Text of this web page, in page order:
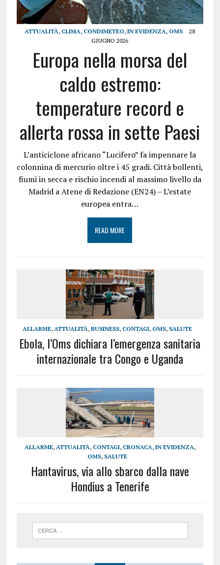
ATTUALITÀ, CLIMA, CONDIMETEO,IN EVIDENZA, OMS
28
GIUGNO 2026
Europa nella morsa del
caldo estremo:
temperature record e
allerta rossa in sette Paesi
L’anticiclone africano “Lucifero” fa impennare la
colonnina di mercurio oltre i 45 gradi. Città bollenti,
fiumi in secca e rischio incendi al massimo livello da
Madrid a Atene di Redazione (EN24) – L’estate
europea entra…
READ MORE
ALLARME,ATTUALITÀ,BUSINESS, CONTAGI, OMS, SALUTE
Ebola, l’Oms dichiara l’emergenza sanitaria
internazionale tra Congo e Uganda
ALLARME, ATTUALITÀ, CONTAGI, CRONACA, IN EVIDENZA,
OMS, SALUTE
Hantavirus, via allo sbarco dalla nave
Hondius a Tenerife